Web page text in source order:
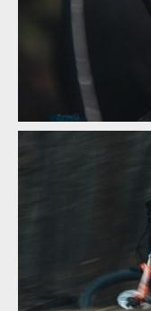
Novinka: Zcela nový
Novinka: Zcela nový
Novinka: Zcela nový
Novinka: Zcela nový